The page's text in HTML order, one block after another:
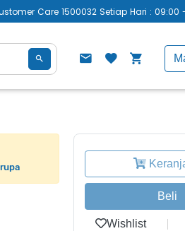
Care 1500032 Setiap Hari : 09:00
Beli
Wishlist